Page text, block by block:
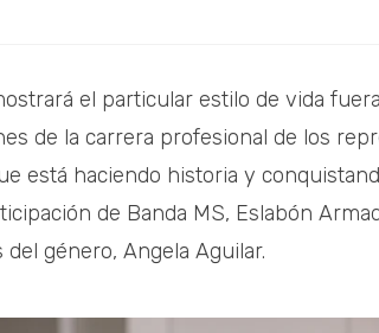
el particular estilo de vida
de la carrera profesional de los
está haciendo historia y
de Banda MS, Eslabón
del género, Angela Aguilar.